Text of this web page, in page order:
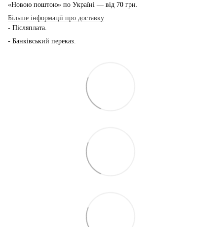
«Новою поштою» по Україні — від 70 грн.
Більше інформації про доставку
- Післяплата.
- Банківський переказ.